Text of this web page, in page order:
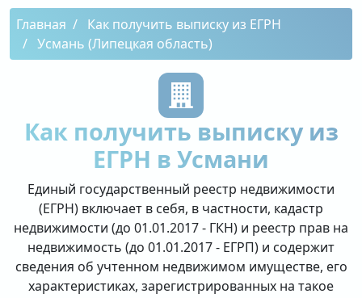
Главная
Как получить выписку из ЕГРН
Усмань (Липецкая область)
Как получить выписку из
ЕГРН в Усмани
Единый государственный реестр недвижимости
(ЕГРН) включает в себя, в частности, кадастр
недвижимости (до 01.01.2017 - ГКН) и реестр прав на
недвижимость (до 01.01.2017 - ЕГРП) и содержит
сведения об учтенном недвижимом имуществе, его
характеристиках, зарегистрированных на такое